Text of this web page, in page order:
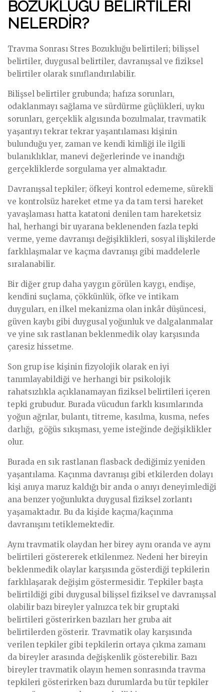
BOZUKLUĞU BELİRTİLERİ
NELERDİR?
Travma Sonrası Stres Bozukluğu belirtileri; bilişsel
belirtiler, duygusal belirtiler, davranışsal ve fiziksel
belirtiler olarak sınıflandırılabilir.
Bilişsel belirtiler grubunda; hafıza sorunları,
odaklanmayı sağlama ve sürdürme güçlükleri, uyku
sorunları, gerçeklik algısında bozulmalar, travmatik
yaşantıyı tekrar tekrar yaşantılaması kişinin
bulunduğu yer, zaman ve kendi kimliği ile ilgili
bulanıklıklar, manevi değerlerinde ve inandığı
gerçekliklerde sorgulama yer almaktadır.
Davranışsal tepkiler; öfkeyi kontrol edememe, sürekli
ve kontrolsüz hareket etme ya da tam tersi hareket
yavaşlaması hatta katatoni denilen tam hareketsiz
hal, herhangi bir uyarana beklenenden fazla tepki
verme, yeme davranışı değişiklikleri, sosyal ilişkilerde
farklılaşmalar ve kaçma davranışı gibi maddelerle
sıralanabilir.
Bir diğer grup daha yaygın görülen kaygı, endişe,
kendini suçlama, çökkünlük, öfke ve intikam
duyguları, en ilkel mekanizma olan inkâr düşüncesi,
güven kaybı gibi duygusal yoğunluk ve dalgalanmalar
ve yine sık rastlanan beklenmedik olay karşısında
çaresiz hissetme.
Son grup ise kişinin fizyolojik olarak en iyi
tanımlayabildiği ve herhangi bir psikolojik
rahatsızlıkla açıklanamayan fiziksel belirtileri içeren
tepki grubudur. Burada vücudun farklı kısımlarında
yoğun ağrılar, bulantı, titreme, kasılma, kusma, nefes
darlığı, göğüs sıkışması, yeme isteğinde değişiklikler
olur.
Burada en sık rastlanan flasback dediğimiz yeniden
yaşantılama. Kaçınma davranışı gibi etkilerden dolayı
kişi anıya maruz kaldığı bir anda o anıyı deneyimlediği
ana benzer yoğunlukta duygusal fiziksel zorlantı
yaşamaktadır. Bu da kişide kaçma/kaçınma
davranışını tetiklemektedir.
Aynı travmatik olaydan her birey aynı oranda ve aynı
belirtileri göstererek etkilenmez. Nedeni her bireyin
beklenmedik olaylar karşısında gösterdiği tepkilerin
farklılaşarak değişim göstermesidir. Tepkiler başta
belirtildiği gibi duygusal bilişsel fiziksel ve davranışsal
olabilir bazı bireyler yalnızca tek bir gruptaki
belirtileri gösterirken bazıları her gruba ait
belirtilerden gösterir. Travmatik olay karşısında
verilen tepkiler gibi tepkilerin ortaya çıkma zamanı
da bireyler arasında değişkenlik gösterebilir. Bazı
bireyler travmatik olayın hemen sonrasında travma
tepkileri gösterirken bazı durumlarda bu tür tepkiler